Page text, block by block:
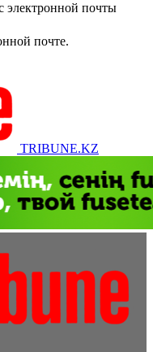
электронной почты
почте.
TRIBUNE.KZ